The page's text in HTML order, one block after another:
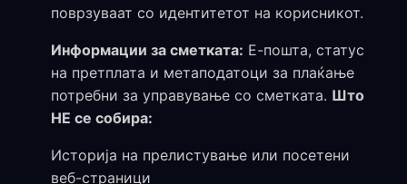
поврзуваат со идентитетот на корисникот.
Информации за сметката: Е-пошта, статус
на претплата и метаподатоци за плаќање
потребни за управување со сметката. Што
НЕ се собира:
Историја на прелистување или посетени
веб-страници